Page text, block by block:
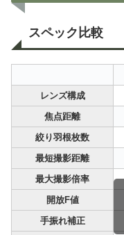
スペック比較
レンズ構成
焦点距離
絞り羽根枚数
最短撮影距離
最大撮影倍率
開放F値
手振れ補正